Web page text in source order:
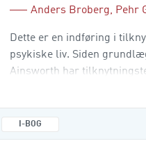
Anders Broberg, Pehr
Dette er en indføring i
psykiske liv. Siden
Ainsworth har
I-BOG